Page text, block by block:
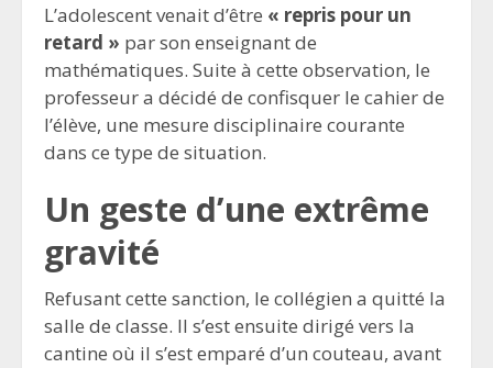
L’adolescent venait d’être « repris pour un
retard » par son enseignant de
mathématiques. Suite à cette observation, le
professeur a décidé de confisquer le cahier de
l’élève, une mesure disciplinaire courante
dans ce type de situation.
Un geste d’une extrême
gravité
Refusant cette sanction, le collégien a quitté la
salle de classe. Il s’est ensuite dirigé vers la
cantine où il s’est emparé d’un couteau, avant